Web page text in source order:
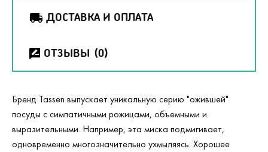
ДОСТАВКА И ОПЛАТА
ОТЗЫВЫ (0)
Бренд Tassen выпускает уникальную серию "ожившей"
посуды с симпатичными рожицами, объемными и
выразительными. Например, эта миска подмигивает,
одновременно многозначительно ухмыляясь. Хорошее